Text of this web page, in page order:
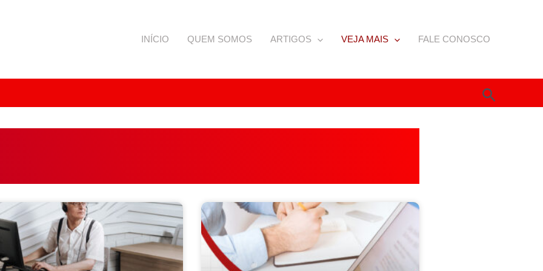
INÍCIO QUEM SOMOS ARTIGOS VEJA MAIS FALE CONOSCO